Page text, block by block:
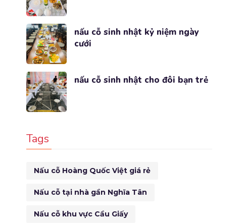
nấu cỗ sinh nhật kỷ niệm ngày
cưới
nấu cỗ sinh nhật cho đôi bạn trẻ
Tags
Nấu cỗ Hoàng Quốc Việt giá rẻ
Nấu cỗ tại nhà gần Nghĩa Tân
Nấu cỗ khu vực Cầu Giấy